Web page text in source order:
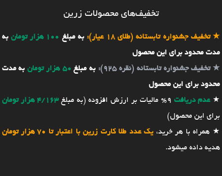
تخفیف‌های محصولات زرین
★تخفیف جشنواره تابستانه (طلای 18 عیار): به مبلغ 100 هزار تومان
به
مدت محدود برای این محصول
★تخفیف جشنواره تابستانه (نقره 925): به مبلغ 50 هزار تومان
به مدت
محدود برای این محصول
★عدم دریافت 9% مالیات بر ارزش افزوده (به مبلغ
4/163 هزار تومان
برای این محصول)
★ همراه با هر خرید،یک عدد طلا کارت زرین با اعتبار تا 70 هزار تومان
هدیه داده میشود.